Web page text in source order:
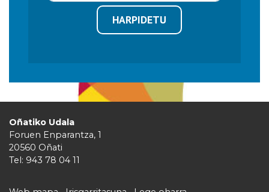
HARPIDETU
Oñatiko Udala
Foruen Enparantza, 1
20560 Oñati
Tel: 943 78 04 11